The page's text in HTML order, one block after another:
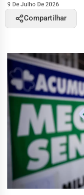
9 De Julho De 2026
Compartilhar